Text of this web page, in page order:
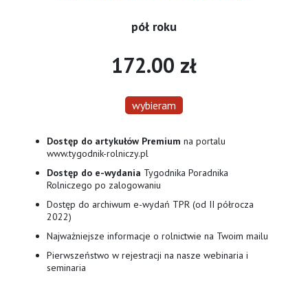
pół roku
172.00 zł
wybieram
Dostęp do artykułów Premium na portalu
www.tygodnik-rolniczy.pl
Dostęp do e-wydania Tygodnika Poradnika
Rolniczego po zalogowaniu
Dostęp do archiwum e-wydań TPR (od II półrocza
2022)
Najważniejsze informacje o rolnictwie na Twoim mailu
Pierwszeństwo w rejestracji na nasze webinaria i
seminaria